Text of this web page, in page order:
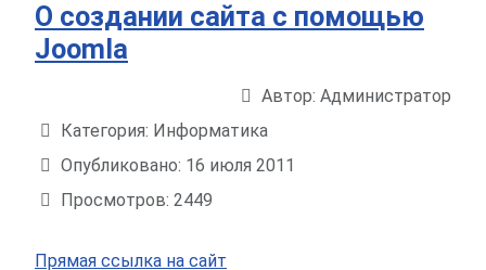
О создании сайта с помощью
Joomla
Автор: Администратор
Категория: Информатика
Опубликовано: 16 июля 2011
Просмотров: 2449
Прямая ссылка на сайт